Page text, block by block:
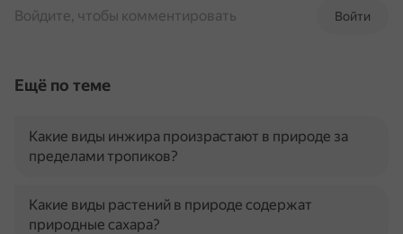
Войти
Войдите, чтобы комментировать
Ещё по теме
Какие виды инжира произрастают в природе за
пределами тропиков?
Какие виды растений в природе содержат
природные сахара?